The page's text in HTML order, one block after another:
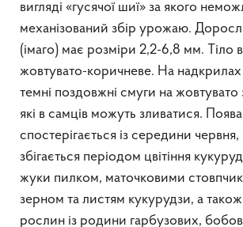
вигляді «гусячої шиї» за якого
механізований збір урожаю.
(імаго) має розміри 2,2-6,8 мм. Тіло
жовтувато-коричневе. На
темні поздовжні смуги на
які в самців можуть зливатися. Поява
спостерігається із середини
збігається періодом цвітіння
жуки пилком, маточковими
зерном та листям кукурудзи, а
рослин із родини гарбузових,